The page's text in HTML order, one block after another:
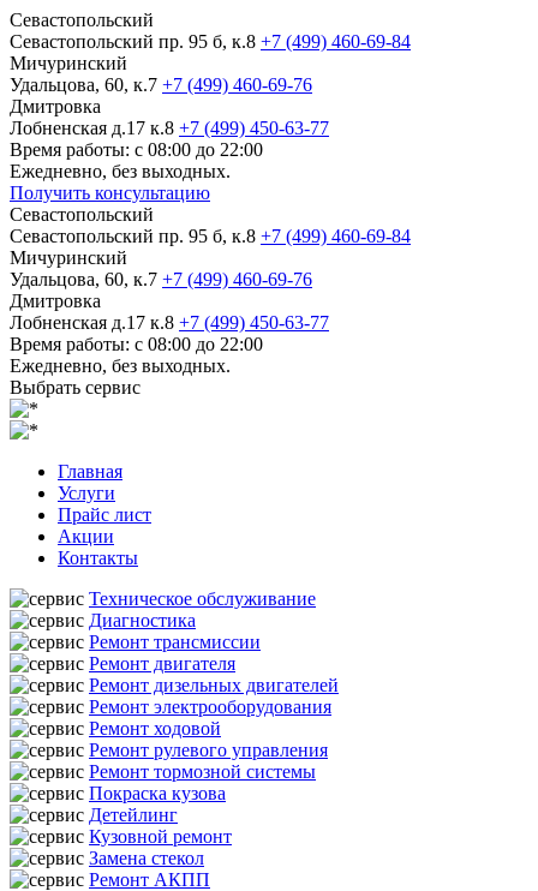
Севастопольский
Севастопольский пр. 95 б, к.8 +7 (499) 460-69-84
Мичуринский
Удальцова, 60, к.7 +7 (499) 460-69-76
Дмитровка
Лобненская д.17 к.8 +7 (499) 450-63-77
Время работы: с 08:00 до 22:00
Ежедневно, без выходных.
Получить консультацию
Севастопольский
Севастопольский пр. 95 б, к.8 +7 (499) 460-69-84
Мичуринский
Удальцова, 60, к.7 +7 (499) 460-69-76
Дмитровка
Лобненская д.17 к.8 +7 (499) 450-63-77
Время работы: с 08:00 до 22:00
Ежедневно, без выходных.
Выбрать сервис
Главная
Услуги
Прайс лист
Акции
Контакты
Техническое обслуживание
Диагностика
Ремонт трансмиссии
Ремонт двигателя
Ремонт дизельных двигателей
Ремонт электрооборудования
Ремонт ходовой
Ремонт рулевого управления
Ремонт тормозной системы
Покраска кузова
Детейлинг
Кузовной ремонт
Замена стекол
Ремонт АКПП